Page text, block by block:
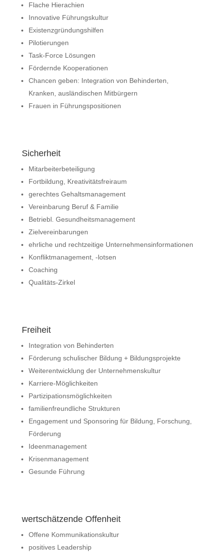
Flache Hierachien
Innovative Führungskultur
Existenzgründungshilfen
Pilotierungen
Task-Force Lösungen
Fördernde Kooperationen
Chancen geben: Integration von Behinderten,
Kranken, ausländischen Mitbürgern
Frauen in Führungspositionen
Sicherheit
Mitarbeiterbeteiligung
Fortbildung, Kreativitätsfreiraum
gerechtes Gehaltsmanagement
Vereinbarung Beruf & Familie
Betriebl. Gesundheitsmanagement
Zielvereinbarungen
ehrliche und rechtzeitige Unternehmensinformationen
Konfliktmanagement, -lotsen
Coaching
Qualitäts-Zirkel
Freiheit
Integration von Behinderten
Förderung schulischer Bildung + Bildungsprojekte
Weiterentwicklung der Unternehmenskultur
Karriere-Möglichkeiten
Partizipationsmöglichkeiten
familienfreundliche Strukturen
Engagement und Sponsoring für Bildung, Forschung,
Förderung
Ideenmanagement
Krisenmanagement
Gesunde Führung
wertschätzende Offenheit
Offene Kommunikationskultur
positives Leadership